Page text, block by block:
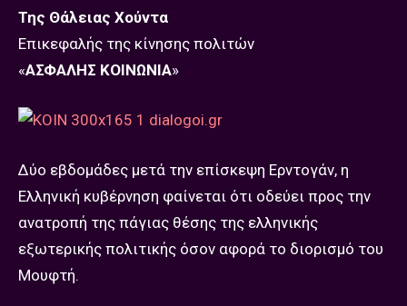
Της Θάλειας Χούντα
Επικεφαλής της κίνησης πολιτών
«ΑΣΦΑΛΗΣ ΚΟΙΝΩΝΙΑ»
Δύο εβδομάδες μετά την επίσκεψη Ερντογάν, η
Ελληνική κυβέρνηση φαίνεται ότι οδεύει προς την
ανατροπή της πάγιας θέσης της ελληνικής
εξωτερικής πολιτικής όσον αφορά το διορισμό του
Μουφτή.